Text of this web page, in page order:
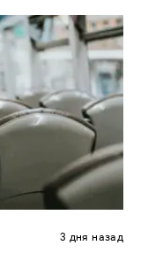
3 дня назад